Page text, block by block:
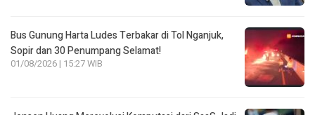
Bus Gunung Harta Ludes Terbakar di Tol Nganjuk,
Sopir dan 30 Penumpang Selamat!
01/08/2026 | 15:27 WIB